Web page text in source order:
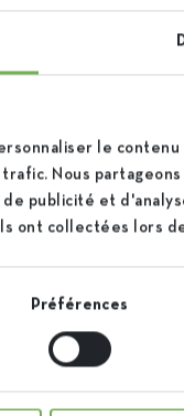
le
Nous
de publicité et
ont collectées lors
Préférences